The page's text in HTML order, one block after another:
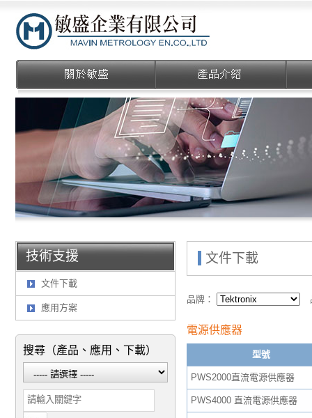
技術支援
文件下載
應用方案
搜尋（產品、應用、下載）
文件下載
品牌：
電源供應器
型號
PWS2000直流電源供應器
PWS4000 直流電源供應器